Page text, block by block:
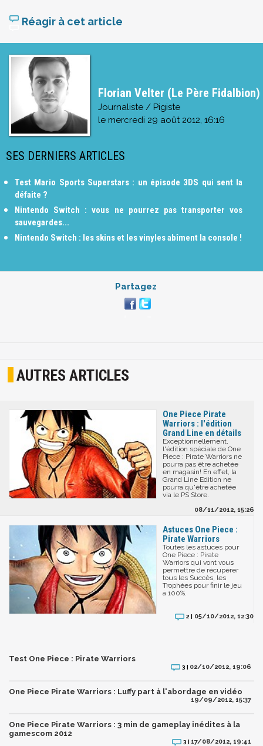
Réagir à cet article
Florian Velter (Le Père Fidalbion)
Journaliste / Pigiste
le mercredi 29 août 2012, 16:16
SES DERNIERS ARTICLES
Test Mario Sports Superstars : un épisode 3DS qui sent la
défaite ?
Nintendo Switch : vous ne pourrez pas transporter vos
sauvegardes...
Nintendo Switch : les skins et les vinyles abîment la console !
Partagez
AUTRES ARTICLES
One Piece Pirate
Warriors : l'édition
Grand Line en détails
Exceptionnellement,
l'édition spéciale de One
Piece : Pirate Warriors ne
pourra pas être achetée
en magasin! En effet, la
Grand Line Edition ne
pourra qu'être achetée
via le PS Store.
08/11/2012, 15:26
Astuces One Piece :
Pirate Warriors
Toutes les astuces pour
One Piece : Pirate
Warriors qui vont vous
permettre de récupérer
tous les Succès, les
Trophées pour finir le jeu
à 100%.
2 | 05/10/2012, 12:30
Test One Piece : Pirate Warriors
3 | 02/10/2012, 19:06
One Piece Pirate Warriors : Luffy part à l'abordage en vidéo
19/09/2012, 15:37
One Piece Pirate Warriors : 3 min de gameplay inédites à la
gamescom 2012
3 |17/08/2012, 19:41